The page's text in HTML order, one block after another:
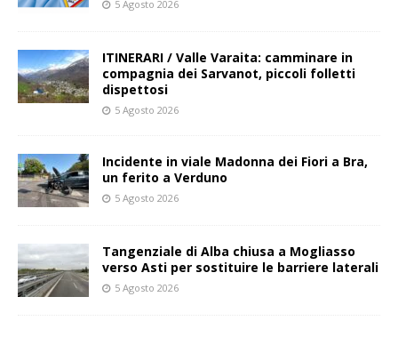
5 Agosto 2026
ITINERARI / Valle Varaita: camminare in
compagnia dei Sarvanot, piccoli folletti
dispettosi
5 Agosto 2026
Incidente in viale Madonna dei Fiori a Bra,
un ferito a Verduno
5 Agosto 2026
Tangenziale di Alba chiusa a Mogliasso
verso Asti per sostituire le barriere laterali
5 Agosto 2026